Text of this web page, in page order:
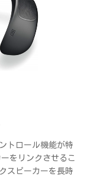
トロール機能が特
をリンクさせるこ
スピーカーを長時